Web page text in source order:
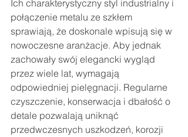
Ich charakterystyczny styl industrialny i
połączenie metalu ze szkłem
sprawiają, że doskonale wpisują się w
nowoczesne aranżacje. Aby jednak
zachowały swój elegancki wygląd
przez wiele lat, wymagają
odpowiedniej pielęgnacji. Regularne
czyszczenie, konserwacja i dbałość o
detale pozwalają uniknąć
przedwczesnych uszkodzeń, korozji